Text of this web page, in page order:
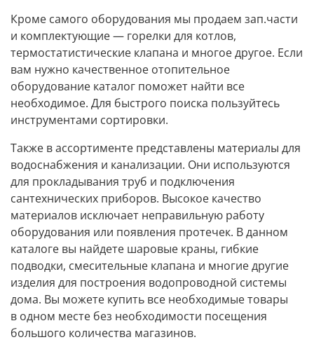
Кроме самого оборудования мы продаем зап.части
и комплектующие — горелки для котлов,
термостатистические клапана и многое другое. Если
вам нужно качественное отопительное
оборудование каталог поможет найти все
необходимое. Для быстрого поиска пользуйтесь
инструментами сортировки.
Также в ассортименте представлены материалы для
водоснабжения и канализации. Они используются
для прокладывания труб и подключения
сантехнических приборов. Высокое качество
материалов исключает неправильную работу
оборудования или появления протечек. В данном
каталоге вы найдете шаровые краны, гибкие
подводки, смесительные клапана и многие другие
изделия для построения водопроводной системы
дома. Вы можете купить все необходимые товары
в одном месте без необходимости посещения
большого количества магазинов.